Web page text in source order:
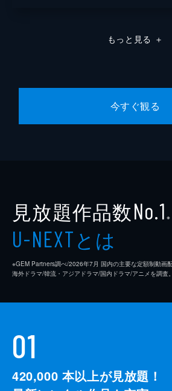
もっと見る ＋
今すぐ観る
見放題作品数No.1 ※
U-NEXTとは
※GEM Partners調べ/2026年7⽉ 国内の主要な定額制動画
海外ドラマ/韓流・アジアドラマ/国内ドラマ/アニメを調査
01
420,000 本以上が見放題！